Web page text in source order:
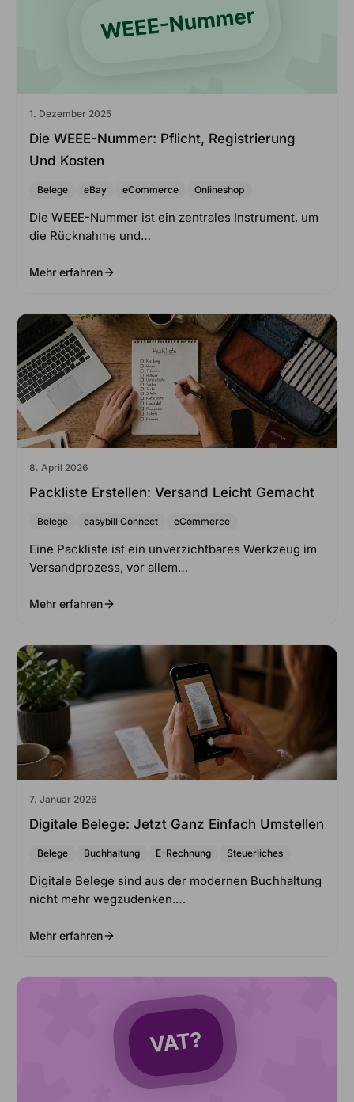
1. Dezember 2025
Die WEEE-Nummer: Pflicht, Registrierung
Und Kosten
Belege eBay eCommerce Onlineshop
Die WEEE-Nummer ist ein zentrales Instrument, um
die Rücknahme und…
Mehr erfahren
8. April 2026
Packliste Erstellen: Versand Leicht Gemacht
Belege easybill Connect eCommerce
Eine Packliste ist ein unverzichtbares Werkzeug im
Versandprozess, vor allem…
Mehr erfahren
7. Januar 2026
Digitale Belege: Jetzt Ganz Einfach Umstellen
Belege Buchhaltung E-Rechnung Steuerliches
Digitale Belege sind aus der modernen Buchhaltung
nicht mehr wegzudenken.…
Mehr erfahren